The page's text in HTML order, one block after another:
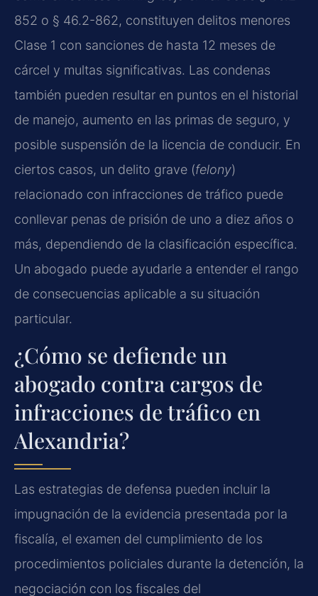
852 o § 46.2-862, constituyen delitos menores
Clase 1 con sanciones de hasta 12 meses de
cárcel y multas significativas. Las condenas
también pueden resultar en puntos en el historial
de manejo, aumento en las primas de seguro, y
posible suspensión de la licencia de conducir. En
ciertos casos, un delito grave (felony)
relacionado con infracciones de tráfico puede
conllevar penas de prisión de uno a diez años o
más, dependiendo de la clasificación específica.
Un abogado puede ayudarle a entender el rango
de consecuencias aplicable a su situación
particular.
¿Cómo se defiende un
abogado contra cargos de
infracciones de tráfico en
Alexandria?
Las estrategias de defensa pueden incluir la
impugnación de la evidencia presentada por la
fiscalía, el examen del cumplimiento de los
procedimientos policiales durante la detención, la
negociación con los fiscales del